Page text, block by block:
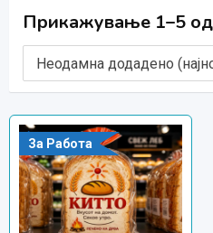
Прикажување 1–5 од
За Работа